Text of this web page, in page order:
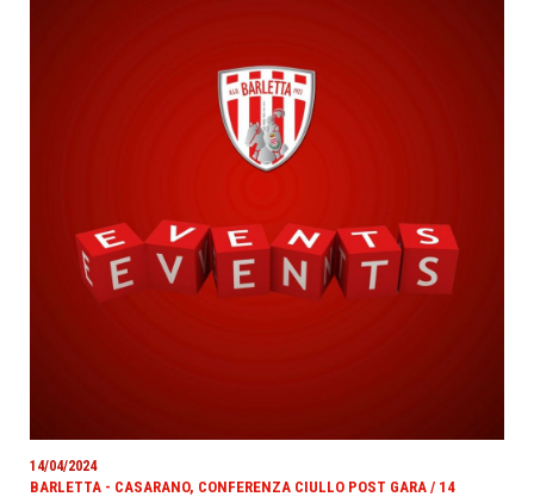
14/04/2024
BARLETTA - CASARANO, CONFERENZA CIULLO POST GARA / 14